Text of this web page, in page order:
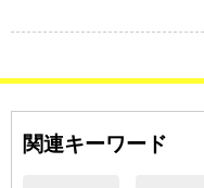
化学調味料、合成着色料、
◎こだわりの焼き
白焼きは強火でしっかり焼
関連キーワード